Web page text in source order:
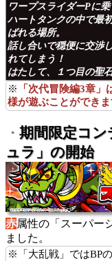
ワープスライダーPに
ハートタンクの中で最
ばれる場所。
話し合いで穏便に交渉
れてしまう！
はたして、１つ目の聖
※
「次代冒険編3章
様が遊ぶことができ
・ 期間限定コ
ュラ」の開始
赤属性の「スーパー
ました。
※「大乱戦」ではBP